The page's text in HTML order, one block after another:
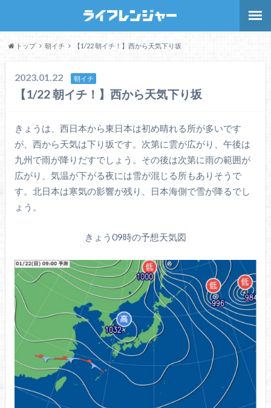
トップ 朝イチ 【1/22 朝イチ！】西から天気下り坂
2023.01.22 朝イチ
【1/22 朝イチ！】西から天気下り坂
きょうは、西日本から東日本は初め晴れる所が多いです
が、西から天気は下り坂です。次第に雲が広がり、午後は
九州で雨が降りだすでしょう。その後は次第に雨の範囲が
広がり、気温が下がる夜には雪が混じる所もありそうで
す。北日本は寒気の影響が残り、日本海側で雪が降るでし
ょう。
きょう09時の予想天気図